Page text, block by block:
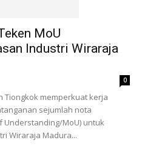
MoU
Industri Wiraraja
0
Tiongkok memperkuat kerja
sejumlah nota
Understanding/MoU) untuk
Wiraraja Madura...